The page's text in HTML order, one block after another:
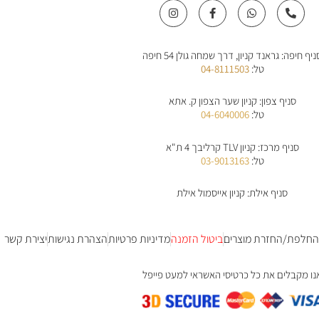
P
h
o
-
W
h
a
a
p
F
a
c
o
o
f
I
n
s
g חיפה: גראנד קניון, דרך שמחה גולן 54 חיפה
טל:04-8111503
סניף צפון: קניון שער הצפון ק. אתא
טל:04-6040006
סניף מרכז: קניון TLV קרליבך 4 ת"א
טל:03-9013163
סניף אילת: קניון אייסמול אילת
החלפת/החזרת מוצריםביטול הזמנהמדיניות פרטיותהצהרת נגישותיצירת קשר
מקבלים את כל כרטיסי האשראי למעט פייפל